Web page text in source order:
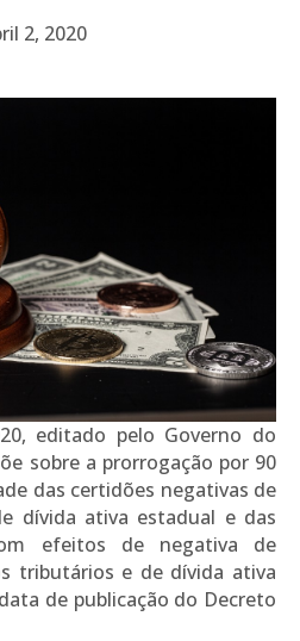
2, 2020
editado pelo Governo do
sobre a prorrogação por 90
das certidões negativas de
dívida ativa estadual e das
efeitos de negativa de
tributários e de dívida ativa
de publicação do Decreto